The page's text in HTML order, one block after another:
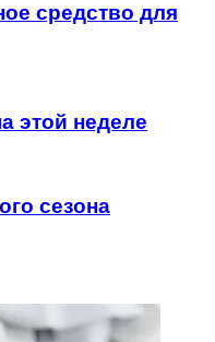
средство для
этой неделе
сезона